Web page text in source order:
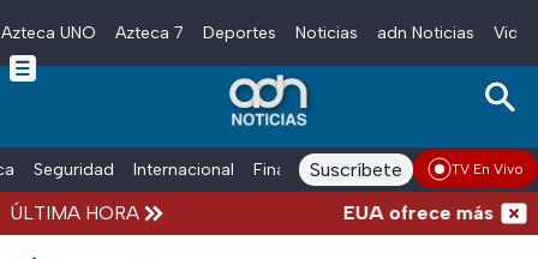
Skip to main content
Azteca UNO Azteca 7 Deportes Noticias adn Noticias
Seguridad Internacional Finanzas adn Noticias Radio
Suscríbete TV En Vivo
ÚLTIMA HORA EUA ofrece más de